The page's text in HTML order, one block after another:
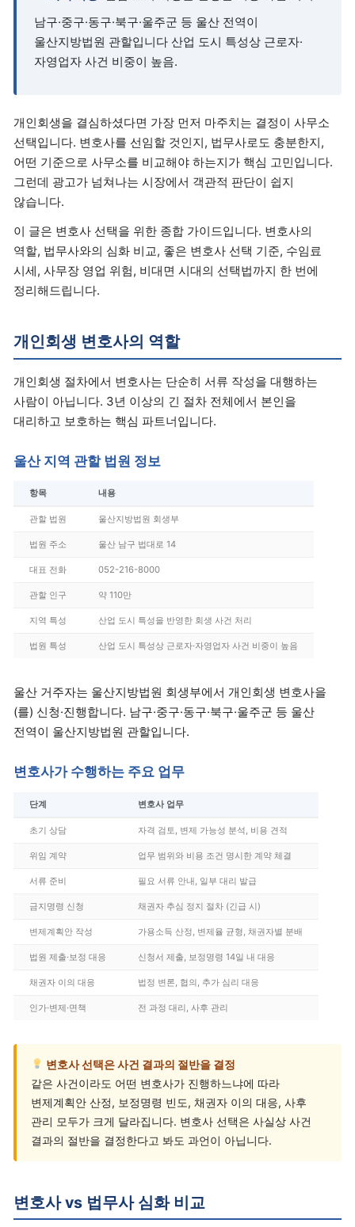
남구·중구·동구·북구·울주군 등 울산 전역이
울산지방법원 관할입니다 산업 도시 특성상 근로자·
자영업자 사건 비중이 높음.
개인회생을 결심하셨다면 가장 먼저 마주치는 결정이 사무소
선택입니다. 변호사를 선임할 것인지, 법무사로도 충분한지,
어떤 기준으로 사무소를 비교해야 하는지가 핵심 고민입니다.
그런데 광고가 넘쳐나는 시장에서 객관적 판단이 쉽지
않습니다.
이 글은 변호사 선택을 위한 종합 가이드입니다. 변호사의
역할, 법무사와의 심화 비교, 좋은 변호사 선택 기준, 수임료
시세, 사무장 영업 위험, 비대면 시대의 선택법까지 한 번에
정리해드립니다.
개인회생 변호사의 역할
개인회생 절차에서 변호사는 단순히 서류 작성을 대행하는
사람이 아닙니다. 3년 이상의 긴 절차 전체에서 본인을
대리하고 보호하는 핵심 파트너입니다.
울산 지역 관할 법원 정보
항목 내용
관할 법원 울산지방법원 회생부
법원 주소 울산 남구 법대로 14
대표 전화 052-216-8000
관할 인구 약 110만
지역 특성 산업 도시 특성을 반영한 회생 사건 처리
법원 특성 산업 도시 특성상 근로자·자영업자 사건 비중이 높음
울산 거주자는 울산지방법원 회생부에서 개인회생 변호사을
(를) 신청·진행합니다. 남구·중구·동구·북구·울주군 등 울산
전역이 울산지방법원 관할입니다.
변호사가 수행하는 주요 업무
단계 변호사 업무
초기 상담 자격 검토, 변제 가능성 분석, 비용 견적
위임 계약 업무 범위와 비용 조건 명시한 계약 체결
서류 준비 필요 서류 안내, 일부 대리 발급
금지명령 신청 채권자 추심 정지 절차 (긴급 시)
변제계획안 작성 가용소득 산정, 변제율 균형, 채권자별 분배
법원 제출·보정 대응 신청서 제출, 보정명령 14일 내 대응
채권자 이의 대응 법정 변론, 협의, 추가 심리 대응
인가·변제·면책 전 과정 대리, 사후 관리
변호사 선택은 사건 결과의 절반을 결정
같은 사건이라도 어떤 변호사가 진행하느냐에 따라
변제계획안 산정, 보정명령 빈도, 채권자 이의 대응, 사후
관리 모두가 크게 달라집니다. 변호사 선택은 사실상 사건
결과의 절반을 결정한다고 봐도 과언이 아닙니다.
변호사 vs 법무사 심화 비교